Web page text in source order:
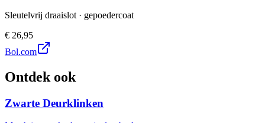
Sleutelvrij draaislot · gepoedercoat
€ 26,95
Bol.com
Ontdek ook
Zwarte Deurklinken